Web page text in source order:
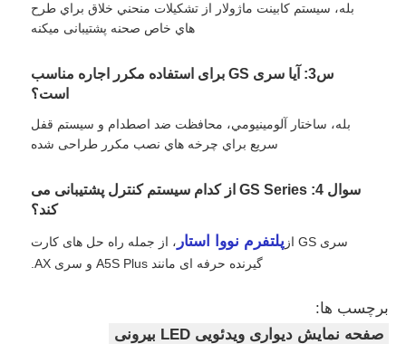
بله، سيستم کابينت ماژولار از تشكيلات منحني خلاق براي طرح
هاي خاص صحنه پشتیبانی ميکنه
س3: آیا سری GS برای استفاده مکرر اجاره مناسب
است؟
بله، ساختار آلومينيومي، محافظت ضد اصطدام و سيستم قفل
سريع براي چرخه هاي نصب مکرر طراحی شده
سوال 4: GS Series از کدام سیستم کنترل پشتیبانی می
کند؟
سری GS از پلتفرم نووا استار ، از جمله راه حل های کارت
گیرنده حرفه ای مانند A5S Plus و سری AX.
برچسب ها:
صفحه نمایش دیواری ویدئویی LED بیرونی